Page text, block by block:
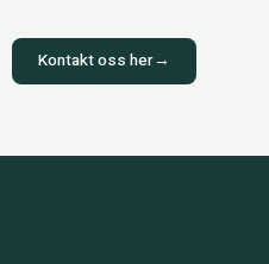
Kontakt oss her→